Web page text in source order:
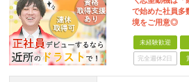
で始めた社員多
境をご用意◎
未経験歓迎
完全週休2日